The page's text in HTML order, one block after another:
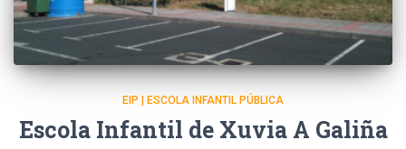
EIP | ESCOLA INFANTIL PÚBLICA
Escola Infantil de Xuvia A Galiña